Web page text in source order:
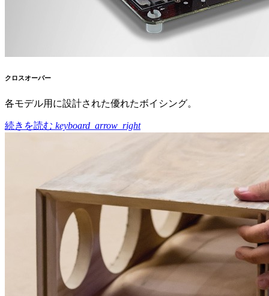
クロスオーバー
各モデル用に設計された優れたボイシング。
続きを読む keyboard_arrow_right